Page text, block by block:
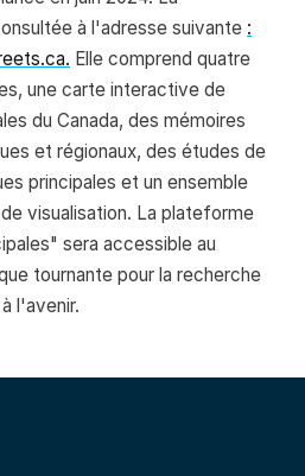
à l'adresse suivante :
Elle comprend quatre
une carte interactive de
du Canada, des mémoires
et régionaux, des études de
principales et un ensemble
visualisation. La plateforme
sera accessible au
tournante pour la recherche
l'avenir.